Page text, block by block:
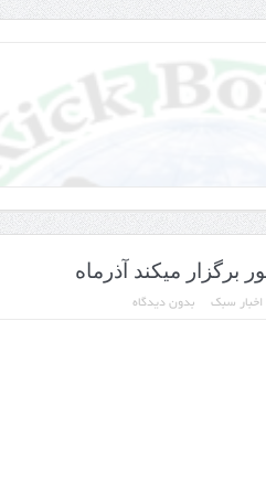
اخبار سبک بدون دیدگاه